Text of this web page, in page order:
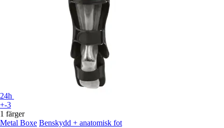
24h
+-3
1 färger
Metal Boxe Benskydd + anatomisk fot